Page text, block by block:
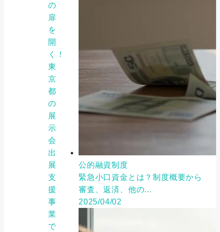
の
扉
を
開
く！
東
京
都
の
展
示
会
出
展
支
援
事
業
で
公的融資制度
緊急小口資金とは？制度概要から
審査、返済、他の...
2025/04/02